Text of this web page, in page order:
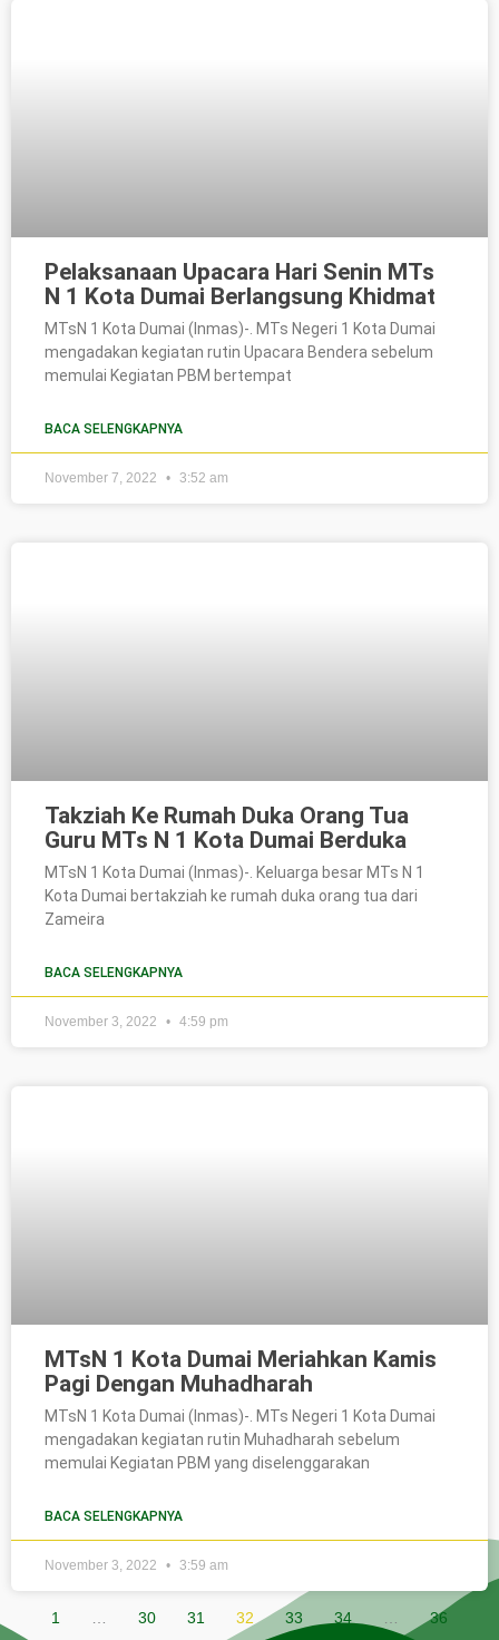
Pelaksanaan Upacara Hari Senin MTs
N 1 Kota Dumai Berlangsung Khidmat
MTsN 1 Kota Dumai (Inmas)-. MTs Negeri 1 Kota Dumai
mengadakan kegiatan rutin Upacara Bendera sebelum
memulai Kegiatan PBM bertempat
BACA SELENGKAPNYA
November 7, 2022 3:52 am
Takziah Ke Rumah Duka Orang Tua
Guru MTs N 1 Kota Dumai Berduka
MTsN 1 Kota Dumai (Inmas)-. Keluarga besar MTs N 1
Kota Dumai bertakziah ke rumah duka orang tua dari
Zameira
BACA SELENGKAPNYA
November 3, 2022 4:59 pm
MTsN 1 Kota Dumai Meriahkan Kamis
Pagi Dengan Muhadharah
MTsN 1 Kota Dumai (Inmas)-. MTs Negeri 1 Kota Dumai
mengadakan kegiatan rutin Muhadharah sebelum
memulai Kegiatan PBM yang diselenggarakan
BACA SELENGKAPNYA
November 3, 2022 3:59 am
1 30 31 32 33 34 36